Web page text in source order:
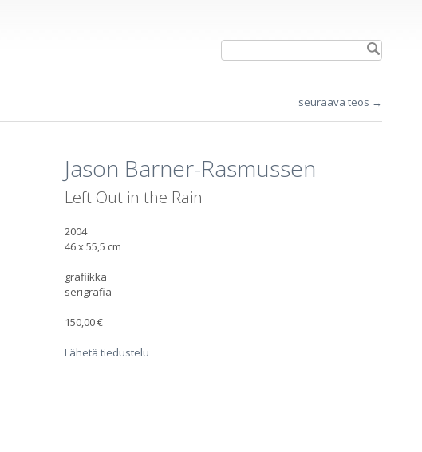
seuraava teos →
Jason Barner-Rasmussen
Left Out in the Rain
2004
46 x 55,5 cm
grafiikka
serigrafia
150,00 €
Lähetä tiedustelu